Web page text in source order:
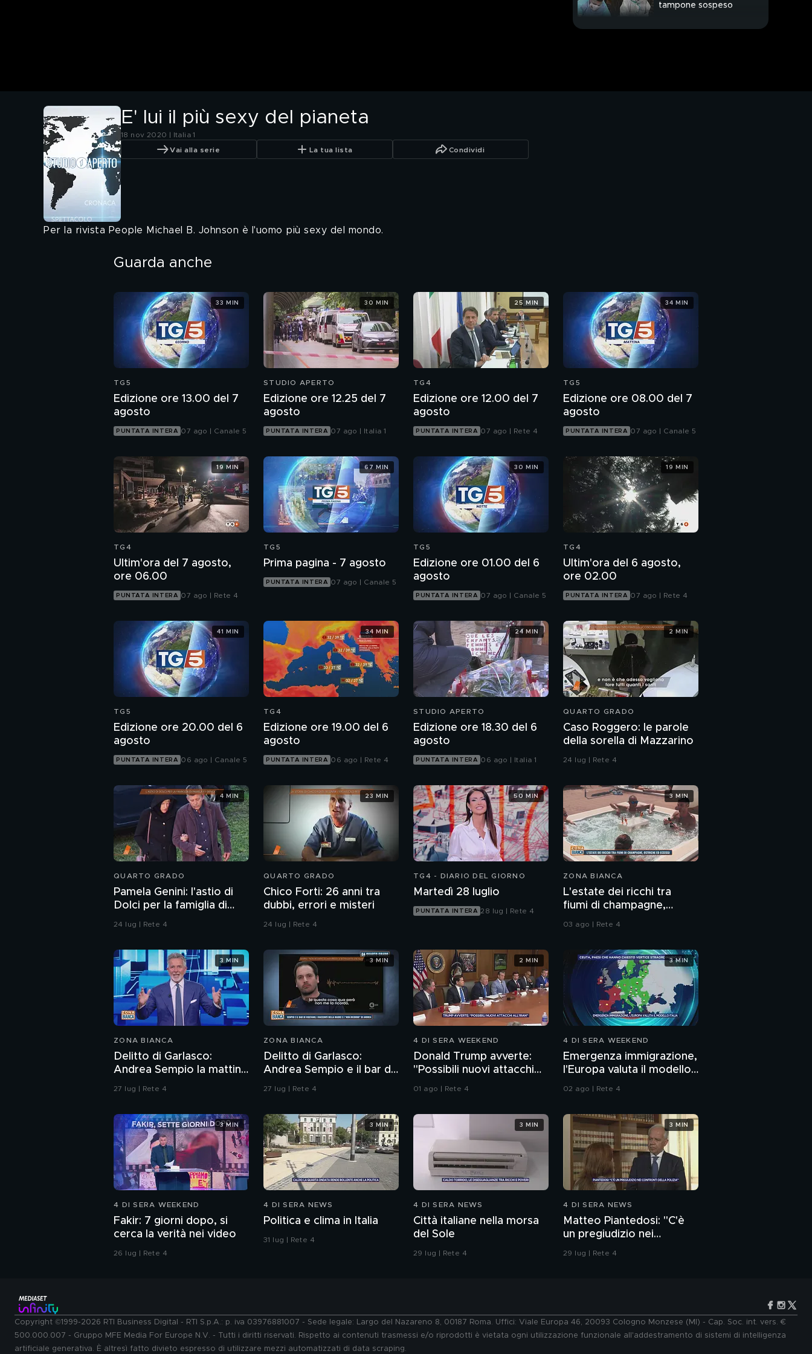
tampone sospeso
E' lui il più sexy del pianeta
18 nov 2020 | Italia 1
Vai alla serie La tua lista Condividi
Per la rivista People Michael B. Johnson è l'uomo più sexy del mondo.
Guarda anche
TG5
Edizione ore 13.00 del 7
agosto
PUNTATA INTERA 07 ago | Canale 5
33 MIN
STUDIO APERTO
Edizione ore 12.25 del 7
agosto
PUNTATA INTERA 07 ago | Italia 1
30 MIN
TG4
Edizione ore 12.00 del 7
agosto
PUNTATA INTERA 07 ago | Rete 4
25 MIN
TG5
Edizione ore 08.00 del 7
agosto
PUNTATA INTERA 07 ago | Canale 5
34 MIN
TG4
Ultim'ora del 7 agosto,
ore 06.00
PUNTATA INTERA 07 ago | Rete 4
19 MIN
TG5
Prima pagina - 7 agosto
PUNTATA INTERA 07 ago | Canale 5
67 MIN
TG5
Edizione ore 01.00 del 6
agosto
PUNTATA INTERA 07 ago | Canale 5
30 MIN
TG4
Ultim'ora del 6 agosto,
ore 02.00
PUNTATA INTERA 07 ago | Rete 4
19 MIN
TG5
Edizione ore 20.00 del 6
agosto
PUNTATA INTERA 06 ago | Canale 5
41 MIN
TG4
Edizione ore 19.00 del 6
agosto
PUNTATA INTERA 06 ago | Rete 4
34 MIN
STUDIO APERTO
Edizione ore 18.30 del 6
agosto
PUNTATA INTERA 06 ago | Italia 1
24 MIN
QUARTO GRADO
Caso Roggero: le parole
della sorella di Mazzarino
24 lug | Rete 4
2 MIN
QUARTO GRADO
Pamela Genini: l'astio di
Dolci per la famiglia di
Pamela
24 lug | Rete 4
4 MIN
QUARTO GRADO
Chico Forti: 26 anni tra
dubbi, errori e misteri
24 lug | Rete 4
23 MIN
TG4 - DIARIO DEL GIORNO
Martedì 28 luglio
PUNTATA INTERA 28 lug | Rete 4
50 MIN
ZONA BIANCA
L'estate dei ricchi tra
fiumi di champagne,
ostriche ed eccessi
03 ago | Rete 4
3 MIN
ZONA BIANCA
Delitto di Garlasco:
Andrea Sempio la mattina
del delitto è stato in un
27 lug | Rete 4
3 MIN
ZONA BIANCA
Delitto di Garlasco:
Andrea Sempio e il bar di
Vigevano e i racconti
27 lug | Rete 4
3 MIN
4 DI SERA WEEKEND
Donald Trump avverte:
"Possibili nuovi attacchi
all'Iran"
01 ago | Rete 4
2 MIN
4 DI SERA WEEKEND
Emergenza immigrazione,
l'Europa valuta il modello
02 ago | Rete 4
3 MIN
4 DI SERA WEEKEND
Fakir: 7 giorni dopo, si
cerca la verità nei video
26 lug | Rete 4
3 MIN
4 DI SERA NEWS
Politica e clima in Italia
31 lug | Rete 4
3 MIN
4 DI SERA NEWS
Città italiane nella morsa
del Sole
29 lug | Rete 4
3 MIN
4 DI SERA NEWS
Matteo Piantedosi: "C'è
un pregiudizio nei
confronti della polizia"
29 lug | Rete 4
3 MIN
Copyright ©1999-2026 RTI Business Digital - RTI S.p.A.: p. iva 03976881007 - Sede legale: Largo del Nazareno 8, 00187 Roma. Uffici: Viale Europa 46, 20093 Cologno Monzese (MI) - Cap. Soc. int. vers. €
500.000.007 - Gruppo MFE Media For Europe N.V. - Tutti i diritti riservati. Rispetto ai contenuti trasmessi e/o riprodotti è vietata ogni utilizzazione funzionale all'addestramento di sistemi di intelligenza
artificiale generativa. È altresì fatto divieto espresso di utilizzare mezzi automatizzati di data scraping.